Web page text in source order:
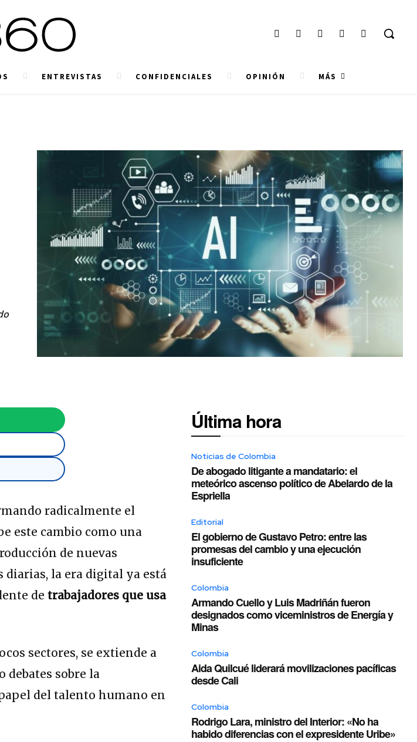
ENTREVISTAS CONFIDENCIALES OPINIÓN MÁS
radicalmente el
este cambio como una
de nuevas
la era digital ya está
detrabajadores que usa
sectores, se extiende a
debates sobre la
del talento humano en
Última hora
Noticias de Colombia
De abogado litigante a mandatario: el
meteórico ascenso político de Abelardo de la
Espriella
Editorial
El gobierno de Gustavo Petro: entre las
promesas del cambio y una ejecución
insuficiente
Colombia
Armando Cuello y Luis Madriñán fueron
designados como viceministros de Energía y
Minas
Colombia
Aida Quilcué liderará movilizaciones pacíficas
desde Cali
Colombia
Rodrigo Lara, ministro del Interior: «No ha
habido diferencias con el expresidente Uribe»